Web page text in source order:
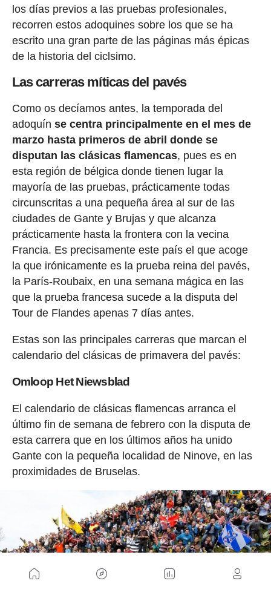
los días previos a las pruebas profesionales,
recorren estos adoquines sobre los que se ha
escrito una gran parte de las páginas más épicas
de la historia del ciclsimo.
Las carreras míticas del pavés
Como os decíamos antes, la temporada del
adoquín se centra principalmente en el mes de
marzo hasta primeros de abril donde se
disputan las clásicas flamencas, pues es en
esta región de bélgica donde tienen lugar la
mayoría de las pruebas, prácticamente todas
circunscritas a una pequeña área al sur de las
ciudades de Gante y Brujas y que alcanza
prácticamente hasta la frontera con la vecina
Francia. Es precisamente este país el que acoge
la que irónicamente es la prueba reina del pavés,
la París-Roubaix, en una semana mágica en las
que la prueba francesa sucede a la disputa del
Tour de Flandes apenas 7 días antes.
Estas son las principales carreras que marcan el
calendario del clásicas de primavera del pavés:
Omloop Het Niewsblad
El calendario de clásicas flamencas arranca el
último fin de semana de febrero con la disputa de
esta carrera que en los últimos años ha unido
Gante con la pequeña localidad de Ninove, en las
proximidades de Bruselas.